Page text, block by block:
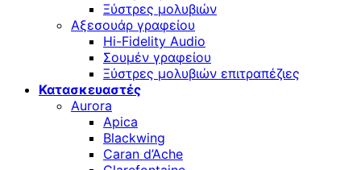
Ξύστρες μολυβιών
Αξεσουάρ γραφείου
Hi-Fidelity Audio
Σουμέν γραφείου
Ξύστρες μολυβιών επιτραπέζιες
Κατασκευαστές
Aurora
Apica
Blackwing
Caran d’Ache